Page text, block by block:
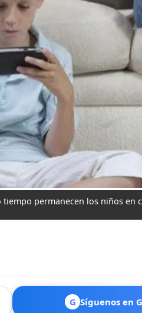
permanecen los niños en
G Síguenos en